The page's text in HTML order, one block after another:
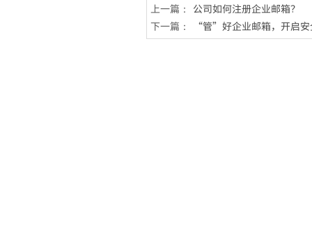
上一篇： 公司如何注册企业邮箱？
下一篇：
“管”好企业邮箱，开启